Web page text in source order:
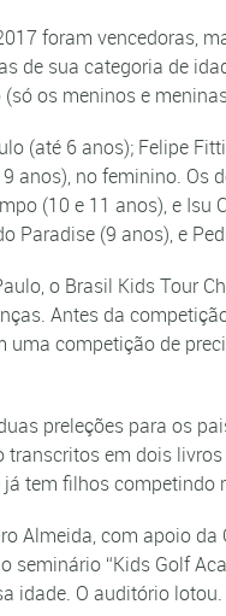
foram vencedoras,
de sua categoria de
os meninos e
(até 6 anos); Felipe
anos), no feminino.
(10 e 11 anos), e
Paradise (9 anos), e
o Brasil Kids Tour
Antes da
competição de
preleções para os
em dois
tem filhos competindo
Almeida, com apoio
seminário “Kids Golf
idade. O auditório lotou.